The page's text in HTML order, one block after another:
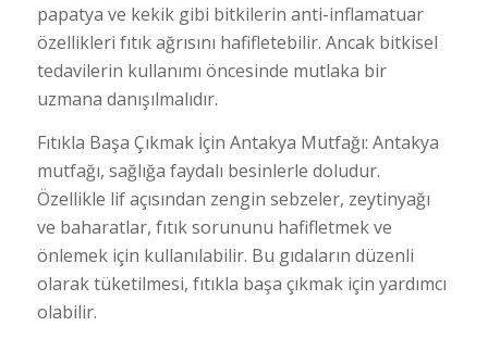
papatya ve kekik gibi bitkilerin anti-inflamatuar
özellikleri fıtık ağrısını hafifletebilir. Ancak bitkisel
tedavilerin kullanımı öncesinde mutlaka bir
uzmana danışılmalıdır.
Fıtıkla Başa Çıkmak İçin Antakya Mutfağı: Antakya
mutfağı, sağlığa faydalı besinlerle doludur.
Özellikle lif açısından zengin sebzeler, zeytinyağı
ve baharatlar, fıtık sorununu hafifletmek ve
önlemek için kullanılabilir. Bu gıdaların düzenli
olarak tüketilmesi, fıtıkla başa çıkmak için yardımcı
olabilir.